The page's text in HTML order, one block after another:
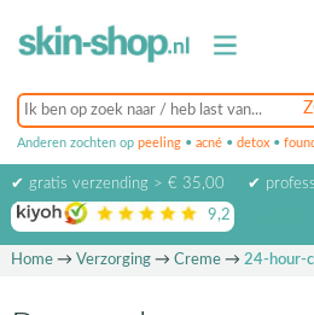
Anderen zochten op peeling • acné • detox •
✔ gratis verzending > € 35,00 ✔
9,2 op basis van
Home→ Verzorging→ Creme→ 24-hour-